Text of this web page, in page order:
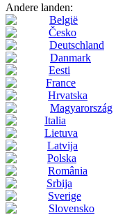
Andere landen:
België
Česko
Deutschland
Danmark
Eesti
France
Hrvatska
Magyarország
Italia
Lietuva
Latvija
Polska
România
Srbija
Sverige
Slovensko